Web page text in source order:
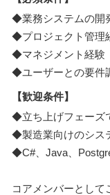
◆業務システムの開
◆プロジェクト管理
◆マネジメント経験
◆ユーザーとの要件
【歓迎条件】
◆立ち上げフェーズ
◆製造業向けのシス
◆C#、Java、
コアメンバーとして